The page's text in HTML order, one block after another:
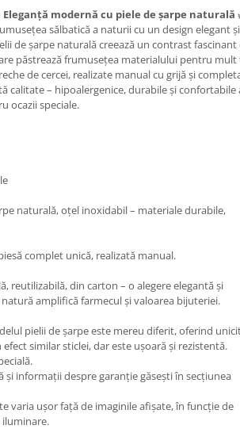
modernă cu piele de șarpe naturală
sălbatică a naturii cu un design elegant și
de șarpe naturală creează un contrast fascinant
păstrează frumusețea materialului pentru
de cercei, realizate manual cu grijă și
calitate – hipoalergenice, durabile și confortabile
ocazii speciale.
naturală, oțel inoxidabil – materiale durabile,
complet unică, realizată manual.
reutilizabilă, din carton – o alegere elegantă și
amplifică farmecul și valoarea bijuteriei.
pielii de șarpe este mereu diferit, oferind
similar sticlei, dar este ușoară și rezistentă.
și informații despre garanție găsești în secțiunea
varia ușor față de imaginile afișate, în funcție de